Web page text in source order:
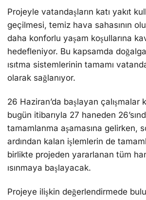
Projeyle vatandaşların katı yakıt
geçilmesi, temiz hava sahasının
daha konforlu yaşam koşullarına
hedefleniyor. Bu kapsamda
ısıtma sistemlerinin tamamı
olarak sağlanıyor.
26 Haziran’da başlayan çalışmalar
bugün itibarıyla 27 haneden
tamamlanma aşamasına gelirken,
ardından kalan işlemlerin de
birlikte projeden yararlanan tüm
ısınmaya başlayacak.
Projeye ilişkin değerlendirmede